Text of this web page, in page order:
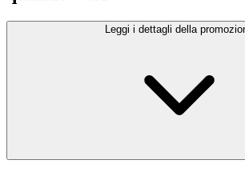
Leggi i dettagli della